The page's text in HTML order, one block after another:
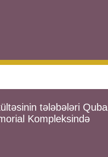
tələbələri Quba
Kompleksində